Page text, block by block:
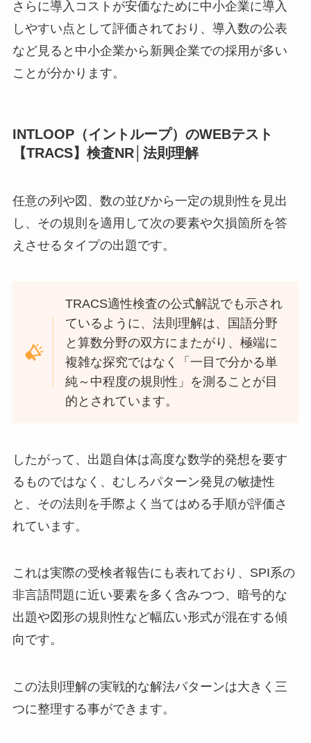
さらに導入コストが安価なために中小企業に導入
しやすい点として評価されており、導入数の公表
など見ると中小企業から新興企業での採用が多い
ことが分かります。
INTLOOP（イントループ）のWEBテスト
【TRACS】検査NR│法則理解
任意の列や図、数の並びから一定の規則性を見出
し、その規則を適用して次の要素や欠損箇所を答
えさせるタイプの出題です。
TRACS適性検査の公式解説でも示され
ているように、法則理解は、国語分野
と算数分野の双方にまたがり、極端に
複雑な探究ではなく「一目で分かる単
純～中程度の規則性」を測ることが目
的とされています。
したがって、出題自体は高度な数学的発想を要す
るものではなく、むしろパターン発見の敏捷性
と、その法則を手際よく当てはめる手順が評価さ
れています。
これは実際の受検者報告にも表れており、SPI系の
非言語問題に近い要素を多く含みつつ、暗号的な
出題や図形の規則性など幅広い形式が混在する傾
向です。
この法則理解の実戦的な解法パターンは大きく三
つに整理する事ができます。